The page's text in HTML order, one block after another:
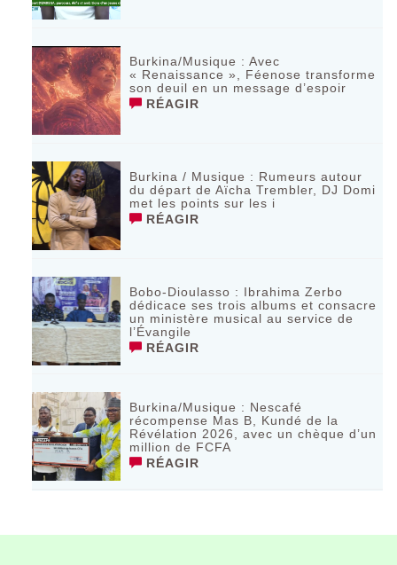
Burkina/Musique : Avec
« Renaissance », Féenose transforme
son deuil en un message d’espoir
RÉAGIR
Burkina / Musique : Rumeurs autour
du départ de Aïcha Trembler, DJ Domi
met les points sur les i
RÉAGIR
Bobo-Dioulasso : Ibrahima Zerbo
dédicace ses trois albums et consacre
un ministère musical au service de
l’Évangile
RÉAGIR
Burkina/Musique : Nescafé
récompense Mas B, Kundé de la
Révélation 2026, avec un chèque d’un
million de FCFA
RÉAGIR